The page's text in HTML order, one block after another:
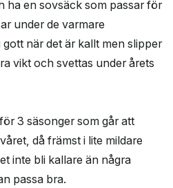
ha en sovsäck som passar för
under de varmare
när det är kallt men slipper
vikt och svettas under årets
3 säsonger som går att
då främst i lite mildare
inte bli kallare än några
passa bra.